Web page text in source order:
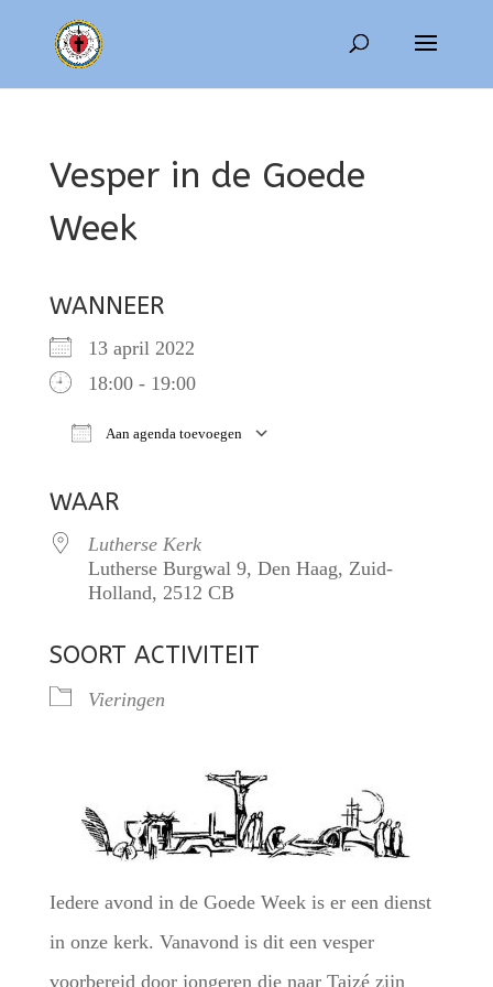
Vesper in de Goede
Week
WANNEER
13 april 2022
18:00 - 19:00
Aan agenda toevoegen
WAAR
Lutherse Kerk
Lutherse Burgwal 9, Den Haag, Zuid-
Holland, 2512 CB
SOORT ACTIVITEIT
Vieringen
Iedere avond in de Goede Week is er een dienst
in onze kerk. Vanavond is dit een vesper
voorbereid door jongeren die naar Taizé zijn